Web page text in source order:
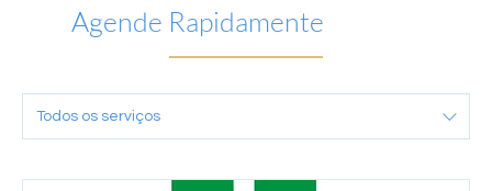
Agende Rapidamente
Todos os serviços